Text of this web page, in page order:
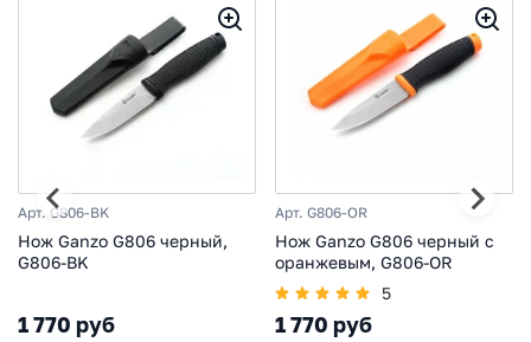
Арт. G806-BK
Нож Ganzo G806 черный,
G806-BK
1 770 руб
Арт. G806-OR
Нож Ganzo G806 черный c
оранжевым, G806-OR
5
1 770 руб